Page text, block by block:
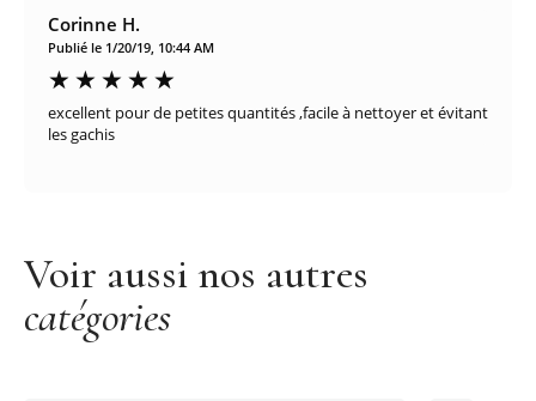
Corinne H.
Publié le 1/20/19, 10:44 AM
excellent pour de petites quantités ,facile à nettoyer et évitant
les gachis
Voir aussi nos autres
catégories